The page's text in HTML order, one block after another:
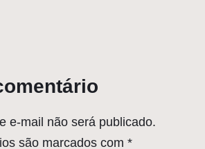
e-mail não será publicado.
são marcados com *